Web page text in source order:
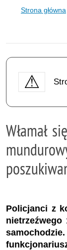
Strona główna
Włamał
Policjanci z
nietrzeźwego